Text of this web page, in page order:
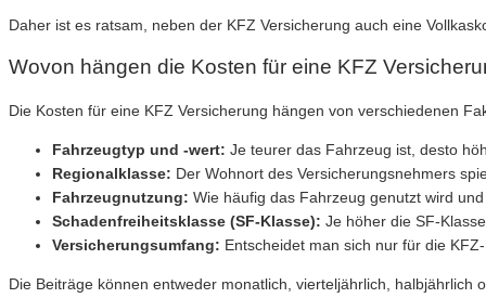
Daher ist es ratsam, neben der KFZ Versicherung auch eine
Wovon hängen die Kosten für eine KFZ
Die Kosten für eine KFZ Versicherung hängen von verschiedenen
Fahrzeugtyp und -wert: Je teurer das Fahrzeug ist, desto
Regionalklasse: Der Wohnort des Versicherungsnehmers
Fahrzeugnutzung: Wie häufig das Fahrzeug genutzt wird
Schadenfreiheitsklasse (SF-Klasse): Je höher die SF-
Versicherungsumfang: Entscheidet man sich nur für die
Die Beiträge können entweder monatlich, vierteljährlich,